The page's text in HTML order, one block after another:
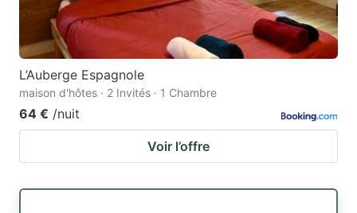
L’Auberge Espagnole
maison d'hôtes · 2 Invités · 1 Chambre
64 € /nuit
Voir l’offre